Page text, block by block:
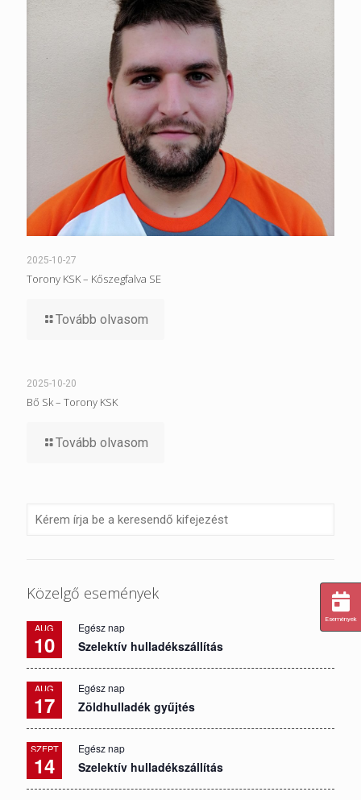
2025-10-27
Torony KSK – Kőszegfalva SE
Tovább olvasom
2025-10-20
Bő Sk – Torony KSK
Tovább olvasom
Közelgő események
AUG
10
Egész nap
Szelektív hulladékszállítás
AUG
17
Egész nap
Zöldhulladék gyűjtés
SZEPT
14
Egész nap
Szelektív hulladékszállítás
Események